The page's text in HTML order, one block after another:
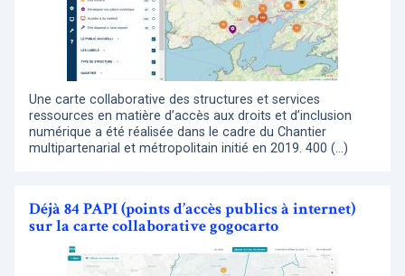
Une carte collaborative des structures et services
ressources en matière d’accès aux droits et d’inclusion
numérique a été réalisée dans le cadre du Chantier
multipartenarial et métropolitain initié en 2019. 400 (…)
Déjà 84 PAPI (points d’accès publics à internet)
sur la carte collaborative gogocarto